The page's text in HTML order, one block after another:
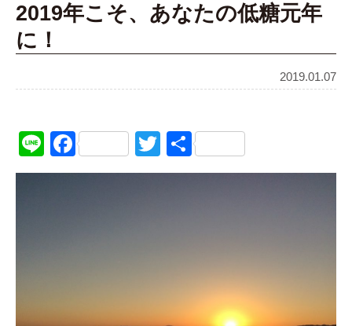
2019年こそ、あなたの低糖元年
に！
2019.01.07
LineFacebookTwitter
共
有